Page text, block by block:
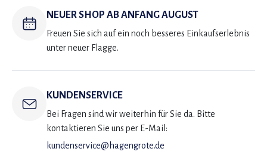
NEUER SHOP AB ANFANG AUGUST
Freuen Sie sich auf ein noch besseres Einkaufserlebnis
unter neuer Flagge.
KUNDENSERVICE
Bei Fragen sind wir weiterhin für Sie da. Bitte
kontaktieren Sie uns per E-Mail:
kundenservice@hagengrote.de